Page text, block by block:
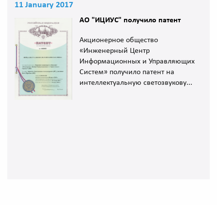
11 January 2017
АО "ИЦИУС" получило патент
Акционерное общество
«Инженерный Центр
Информационных и Управляющих
Систем» получило патент на
интеллектуальную светозвукову...